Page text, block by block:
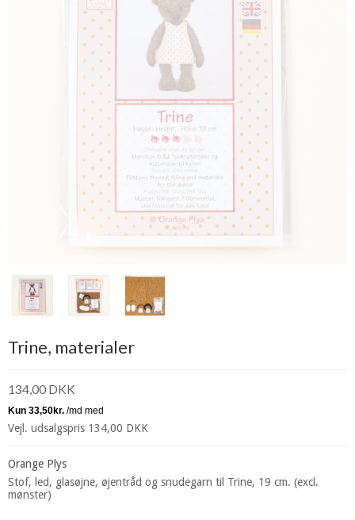
Trine, materialer
134,00 DKK
Vejl. udsalgspris 134,00 DKK
Orange Plys
Stof, led, glasøjne, øjentråd og snudegarn til Trine, 19 cm. (excl.
mønster)